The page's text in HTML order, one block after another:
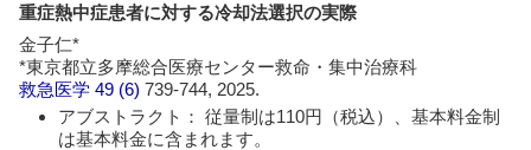
重症熱中症患者に対する冷却法選択の実際
金子仁*
*東京都立多摩総合医療センター救命・集中治療科
救急医学 49 (6)739-744, 2025.
アブストラクト： 従量制は110円（税込）、基本料金制
は基本料金に含まれます。